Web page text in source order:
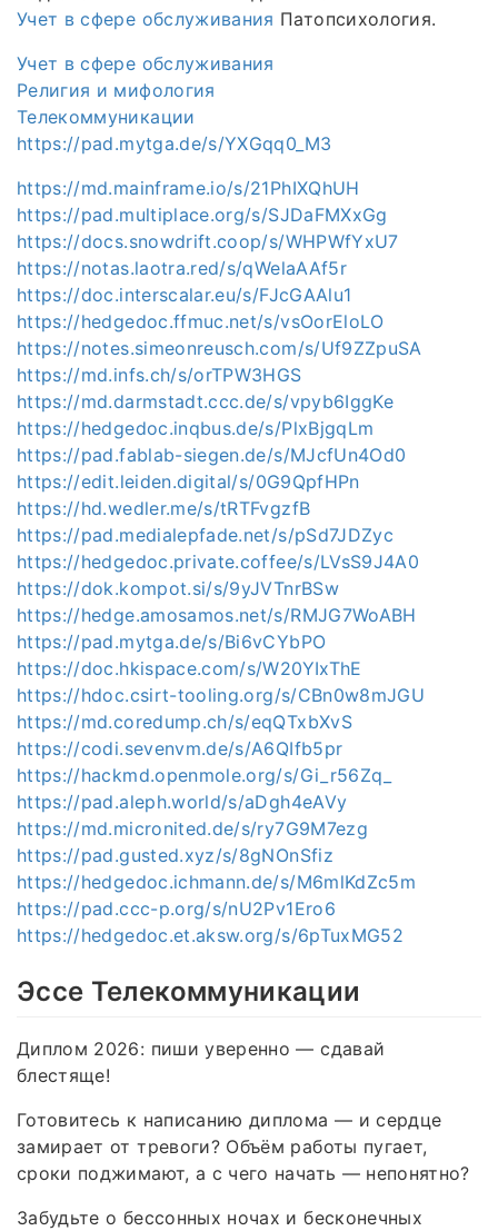
Учет в сфере обслуживания Патопсихология.
Учет в сфере обслуживания
Религия и мифология
Телекоммуникации
https://pad.mytga.de/s/YXGqq0_M3
https://md.mainframe.io/s/21PhIXQhUH
https://pad.multiplace.org/s/SJDaFMXxGg
https://docs.snowdrift.coop/s/WHPWfYxU7
https://notas.laotra.red/s/qWelaAAf5r
https://doc.interscalar.eu/s/FJcGAAlu1
https://hedgedoc.ffmuc.net/s/vsOorEloLO
https://notes.simeonreusch.com/s/Uf9ZZpuSA
https://md.infs.ch/s/orTPW3HGS
https://md.darmstadt.ccc.de/s/vpyb6IggKe
https://hedgedoc.inqbus.de/s/PlxBjgqLm
https://pad.fablab-siegen.de/s/MJcfUn4Od0
https://edit.leiden.digital/s/0G9QpfHPn
https://hd.wedler.me/s/tRTFvgzfB
https://pad.medialepfade.net/s/pSd7JDZyc
https://hedgedoc.private.coffee/s/LVsS9J4A0
https://dok.kompot.si/s/9yJVTnrBSw
https://hedge.amosamos.net/s/RMJG7WoABH
https://pad.mytga.de/s/Bi6vCYbPO
https://doc.hkispace.com/s/W20YIxThE
https://hdoc.csirt-tooling.org/s/CBn0w8mJGU
https://md.coredump.ch/s/eqQTxbXvS
https://codi.sevenvm.de/s/A6QIfb5pr
https://hackmd.openmole.org/s/Gi_r56Zq_
https://pad.aleph.world/s/aDgh4eAVy
https://md.micronited.de/s/ry7G9M7ezg
https://pad.gusted.xyz/s/8gNOnSfiz
https://hedgedoc.ichmann.de/s/M6mlKdZc5m
https://pad.ccc-p.org/s/nU2Pv1Ero6
https://hedgedoc.et.aksw.org/s/6pTuxMG52
Эссе Телекоммуникации
Диплом 2026: пиши уверенно — сдавай
блестяще!
Готовитесь к написанию диплома — и сердце
замирает от тревоги? Объём работы пугает,
сроки поджимают, а с чего начать — непонятно?
Забудьте о бессонных ночах и бесконечных